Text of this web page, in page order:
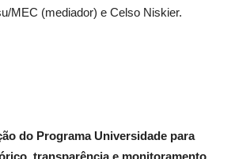
MEC (mediador) e Celso Niskier.
do Programa Universidade para